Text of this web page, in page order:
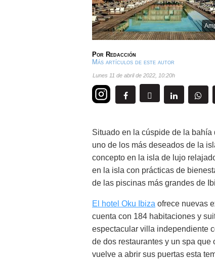
Por Redacción
Más artículos de este autor
lunes 11 de abril de 2022 10:20h
Situado en la cúspide de la
uno de los más deseados de la
concepto en la isla de lujo
en la isla con prácticas de
de las piscinas más grandes de
El hotel Oku Ibiza ofrece nuevas
cuenta con 184 habitaciones y
espectacular villa independiente
de dos restaurantes y un spa
vuelve a abrir sus puertas esta